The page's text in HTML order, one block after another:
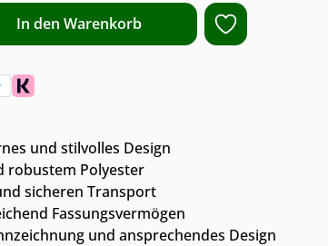
Wert ein oder
In den Warenkorb
und stilvolles Design
robustem Polyester
sicheren Transport
Fassungsvermögen
und ansprechendes Design